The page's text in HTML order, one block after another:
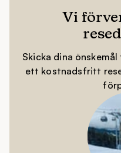
är därför mycket mer
komplett vinterresa
Vi
Skicka dina
ett kostnadsfritt